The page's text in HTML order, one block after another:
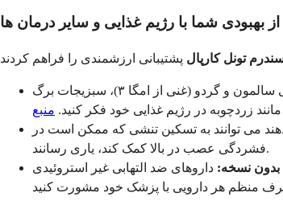
از بهبودی شما با رژیم غذایی و سایر درمان ها
تونل کارپال
از آنجایی که تونل کارپال شامل التهاب است، گنجاندن غذاهایی که با آن مبارزه می کنند می تواند مفید باشد. به اضافه کردن بیشتر ماهی سالمون و گردو (غنی از امگا ۳)، سبزیجات برگ
مانند زردچوبه در رژیم غذایی خود فکر کنید. منبع
می توانند به تسکین تنشی که ممکن است در
فشردگی عصب در بالا کمک کند، یاری رسانند.
نسخه: